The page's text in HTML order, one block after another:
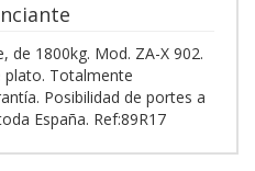
de 1800kg. Mod. ZA-X 902.
plato. Totalmente
Posibilidad de portes a
España. Ref:89R17